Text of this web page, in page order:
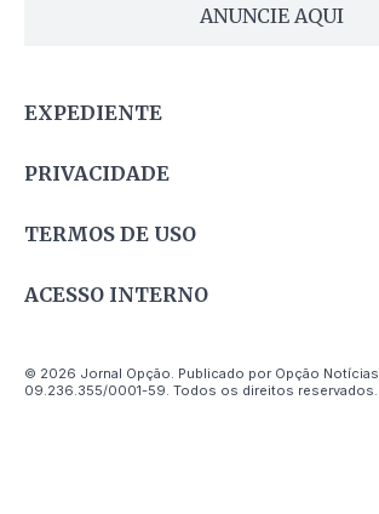
ANUNCIE AQUI
EXPEDIENTE
PRIVACIDADE
TERMOS DE USO
ACESSO INTERNO
© 2026 Jornal Opção. Publicado por Opção Notícias
09.236.355/0001-59. Todos os direitos reservados.